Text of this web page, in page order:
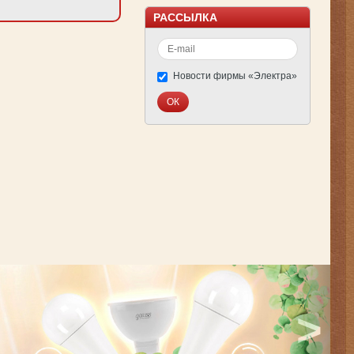
РАССЫЛКА
Новости фирмы «Электра»